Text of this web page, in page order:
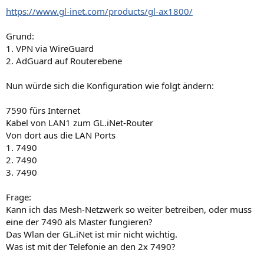
https://www.gl-inet.com/products/gl-ax1800/
Grund:
1. VPN via WireGuard
2. AdGuard auf Routerebene
Nun würde sich die Konfiguration wie folgt ändern:
7590 fürs Internet
Kabel von LAN1 zum GL.iNet-Router
Von dort aus die LAN Ports
1. 7490
2. 7490
3. 7490
Frage:
Kann ich das Mesh-Netzwerk so weiter betreiben, oder muss
eine der 7490 als Master fungieren?
Das Wlan der GL.iNet ist mir nicht wichtig.
Was ist mit der Telefonie an den 2x 7490?